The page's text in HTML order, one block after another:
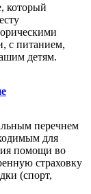
который
с питанием,
детям.
перечнем
для
помощи во
страховку
(спорт,